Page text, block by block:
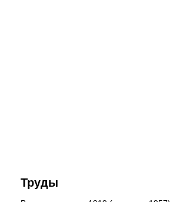
Труды